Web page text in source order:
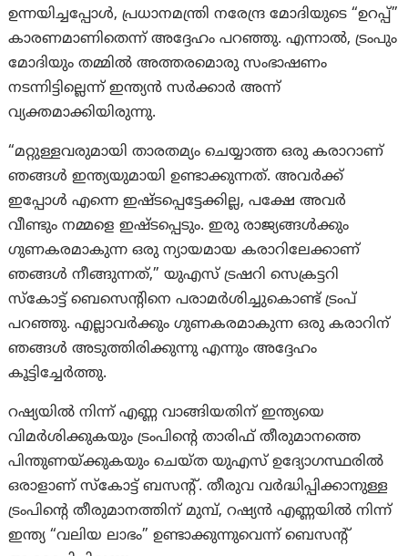
ഉന്നയിച്ചപ്പോൾ, പ്രധാനമന്ത്രി നരേന്ദ്ര മോദിയുടെ “ഉറപ്പ്”
കാരണമാണിതെന്ന് അദ്ദേഹം പറഞ്ഞു. എന്നാല്‍, ട്രംപും
മോദിയും തമ്മിൽ അത്തരമൊരു സംഭാഷണം
നടന്നിട്ടില്ലെന്ന് ഇന്ത്യൻ സർക്കാർ അന്ന്
വ്യക്തമാക്കിയിരുന്നു.
“മറ്റുള്ളവരുമായി താരതമ്യം ചെയ്യാത്ത ഒരു കരാറാണ്
ഞങ്ങൾ ഇന്ത്യയുമായി ഉണ്ടാക്കുന്നത്. അവർക്ക്
ഇപ്പോൾ എന്നെ ഇഷ്ടപ്പെട്ടേക്കില്ല, പക്ഷേ അവർ
വീണ്ടും നമ്മളെ ഇഷ്ടപ്പെടും. ഇരു രാജ്യങ്ങൾക്കും
ഗുണകരമാകുന്ന ഒരു ന്യായമായ കരാറിലേക്കാണ്
ഞങ്ങൾ നീങ്ങുന്നത്,” യുഎസ് ട്രഷറി സെക്രട്ടറി
സ്കോട്ട് ബെസെന്റിനെ പരാമർശിച്ചുകൊണ്ട് ട്രംപ്
പറഞ്ഞു. എല്ലാവർക്കും ഗുണകരമാകുന്ന ഒരു കരാറിന്
ഞങ്ങൾ അടുത്തിരിക്കുന്നു എന്നും അദ്ദേഹം
കൂട്ടിച്ചേര്‍ത്തു.
റഷ്യയിൽ നിന്ന് എണ്ണ വാങ്ങിയതിന് ഇന്ത്യയെ
വിമർശിക്കുകയും ട്രംപിന്റെ താരിഫ് തീരുമാനത്തെ
പിന്തുണയ്ക്കുകയും ചെയ്ത യുഎസ് ഉദ്യോഗസ്ഥരിൽ
ഒരാളാണ് സ്കോട്ട് ബസന്റ്. തീരുവ വർദ്ധിപ്പിക്കാനുള്ള
ട്രംപിന്റെ തീരുമാനത്തിന് മുമ്പ്, റഷ്യൻ എണ്ണയിൽ നിന്ന്
ഇന്ത്യ “വലിയ ലാഭം” ഉണ്ടാക്കുന്നുവെന്ന് ബെസന്റ്